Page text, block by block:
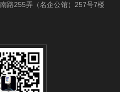
路255弄（名企公馆）257号7楼